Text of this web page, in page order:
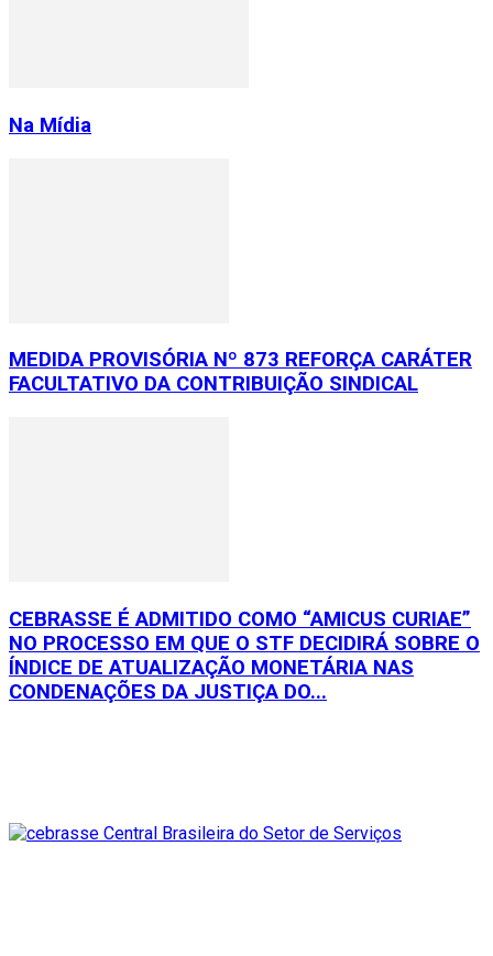
Na Mídia
MEDIDA PROVISÓRIA Nº 873 REFORÇA CARÁTER
FACULTATIVO DA CONTRIBUIÇÃO SINDICAL
CEBRASSE É ADMITIDO COMO “AMICUS CURIAE”
NO PROCESSO EM QUE O STF DECIDIRÁ SOBRE O
ÍNDICE DE ATUALIZAÇÃO MONETÁRIA NAS
CONDENAÇÕES DA JUSTIÇA DO...